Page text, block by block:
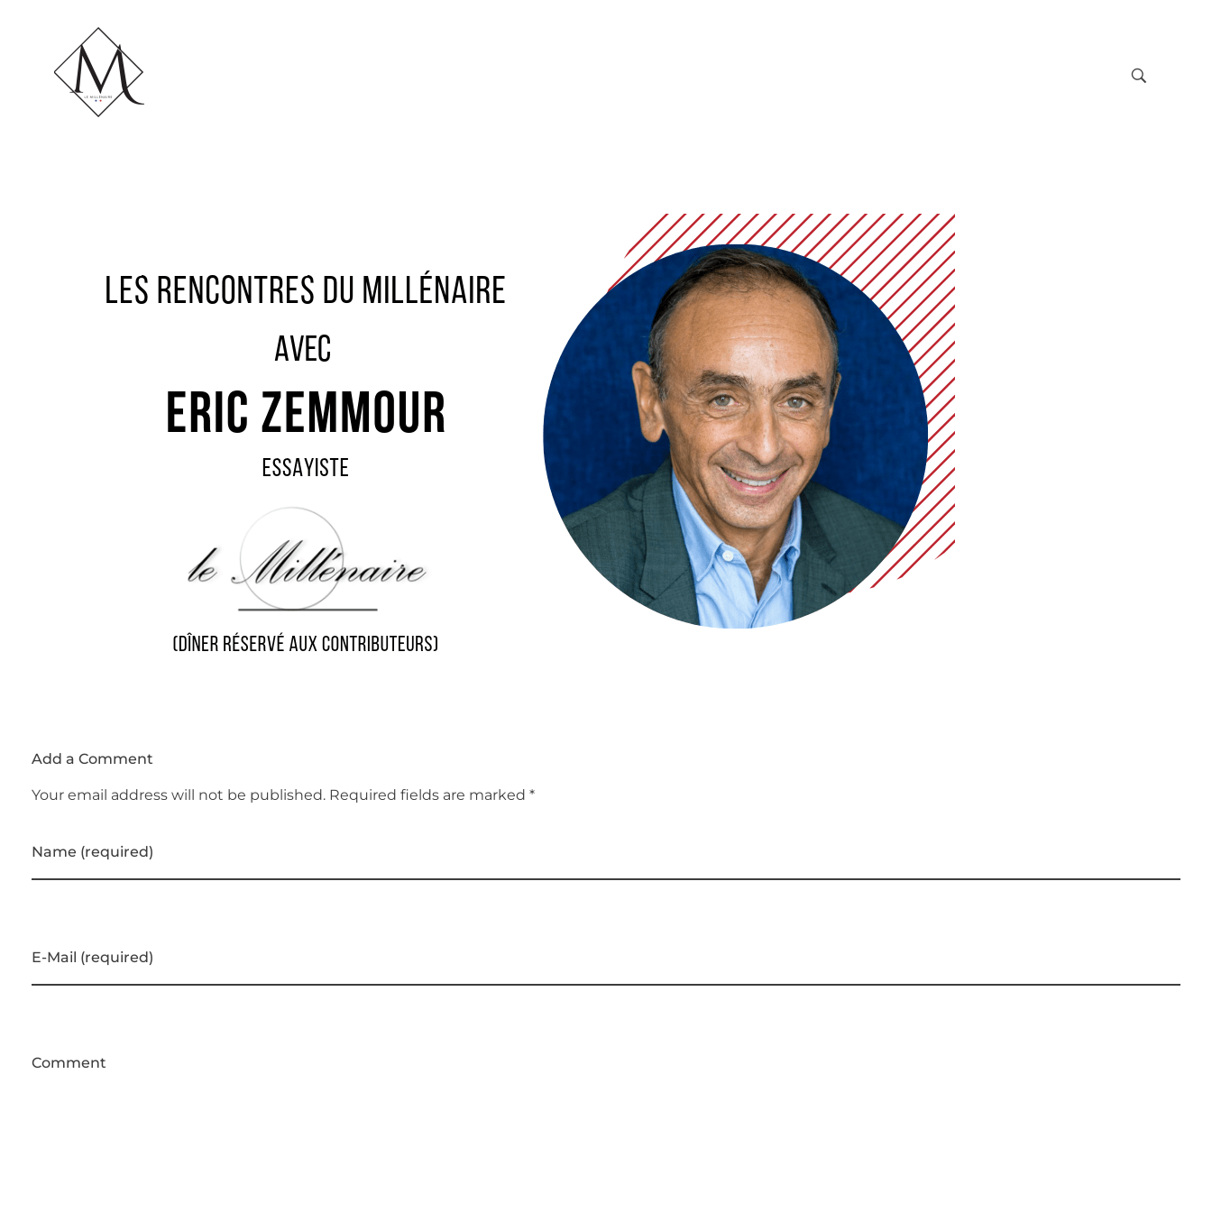
Add a Comment
Your email address will not be published. Required fields are marked *
Name (required)
E-Mail (required)
Comment